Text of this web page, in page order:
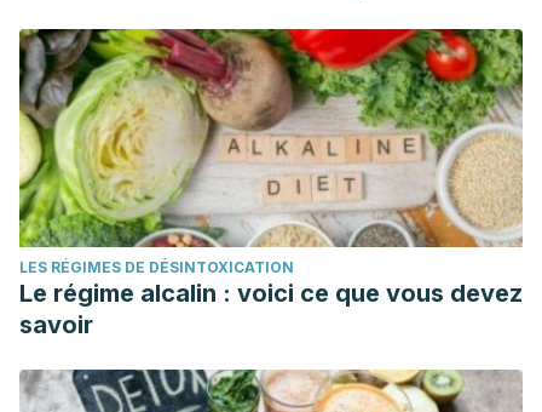
LES RÉGIMES DE DÉSINTOXICATION
Le régime alcalin : voici ce que vous devez
savoir